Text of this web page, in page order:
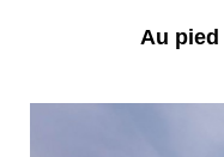
Au